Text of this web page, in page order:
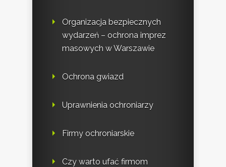
Organizacja bezpiecznych
wydarzeń – ochrona imprez
masowych w Warszawie
Ochrona gwiazd
Uprawnienia ochroniarzy
Firmy ochroniarskie
Czy warto ufać firmom